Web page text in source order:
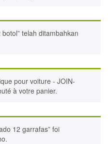
telah ditambahkan
pour voiture - JOIN-
à votre panier.
12 garrafas” foi